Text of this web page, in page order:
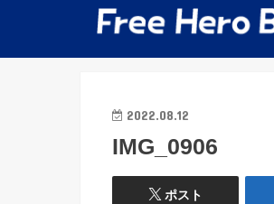
2022.08.12
IMG_0906
ポスト